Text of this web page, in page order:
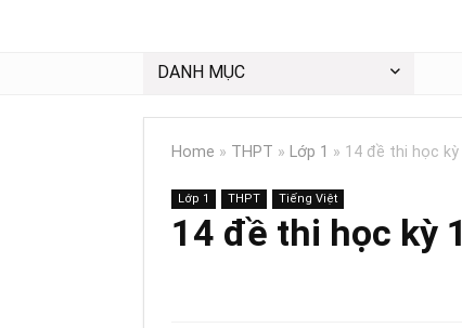
DANH MỤC
Home » THPT » Lớp 1 » 14 đề thi học
Lớp 1 THPT Tiếng Việt
14 đề thi học kỳ